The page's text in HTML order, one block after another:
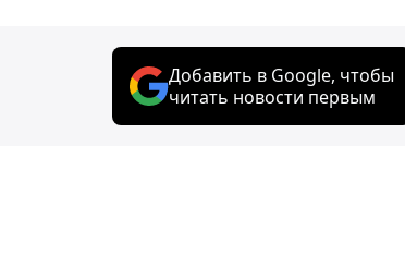
Добавить в Google, чтобы
читать новости первым